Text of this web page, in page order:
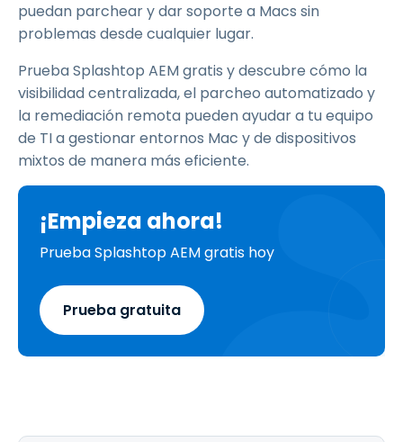
puedan parchear y dar soporte a Macs sin
problemas desde cualquier lugar.
Prueba Splashtop AEM gratis y descubre cómo la
visibilidad centralizada, el parcheo automatizado y
la remediación remota pueden ayudar a tu equipo
de TI a gestionar entornos Mac y de dispositivos
mixtos de manera más eficiente.
¡Empieza ahora!
Prueba Splashtop AEM gratis hoy
Prueba gratuita